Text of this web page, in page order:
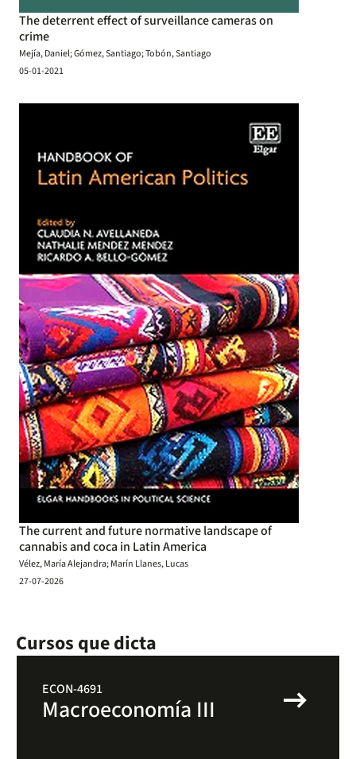
The deterrent effect of surveillance cameras on
crime
Mejía, Daniel; Gómez, Santiago; Tobón, Santiago
05-01-2021
The current and future normative landscape of
cannabis and coca in Latin America
Vélez, María Alejandra; Marín Llanes, Lucas
27-07-2026
Cursos que dicta
ECON-4691
Macroeconomía III arrow_right_alt